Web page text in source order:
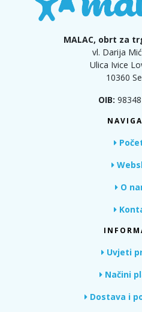
MALAC, obrt za
vl. Darija
Ulica Ivice
10360
OIB:
O
Uvjeti
Načini
Dostava i